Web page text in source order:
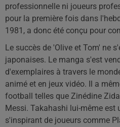
professionnelle ni joueurs
pour la première fois dans
1981, a donc été conçu pour
Le succès de 'Olive et Tom' ne
japonaises. Le manga s'est
d'exemplaires à travers le
animé et en jeux vidéo. Il a
football telles que Zinédine
Messi. Takahashi lui-même
s'inspirant de joueurs comme